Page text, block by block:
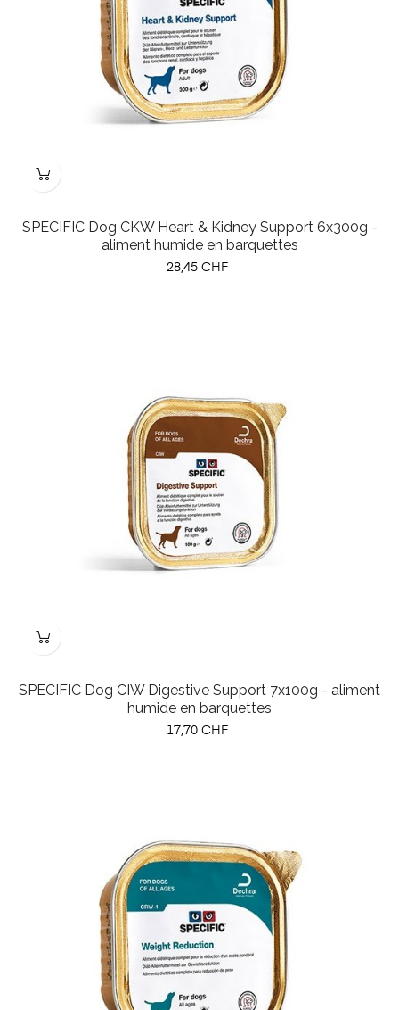
SPECIFIC Dog CKW Heart & Kidney Support 6x300g -
aliment humide en barquettes
Prix
28,45 CHF
SPECIFIC Dog CIW Digestive Support 7x100g - aliment
humide en barquettes
Prix
17,70 CHF